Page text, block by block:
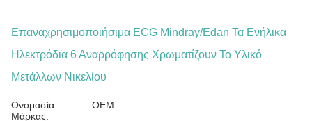
Επαναχρησιμοποιήσιμα ECG Mindray/Edan Τα Ενήλικα
Ηλεκτρόδια 6 Αναρρόφησης Χρωματίζουν Το Υλικό
Μετάλλων Νικελίου
Ονομασία
Μάρκας:
OEM